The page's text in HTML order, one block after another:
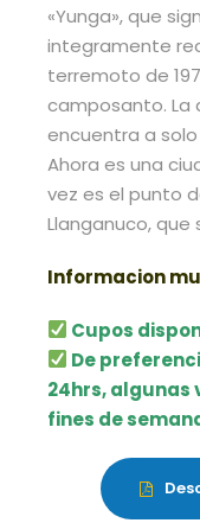
«Yunga», que
integramente
terremoto de
camposanto. La
encuentra a solo
Ahora es una
vez es el punto
Llanganuco, que
Informacion
Cupos
De
24hrs, algunas
fines de